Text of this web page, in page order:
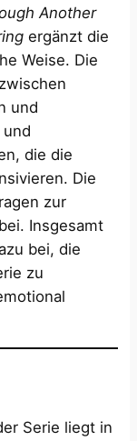
Another
ergänzt die
Weise. Die
und
die die
Die
zur
Insgesamt
bei, die
zu
Serie liegt in